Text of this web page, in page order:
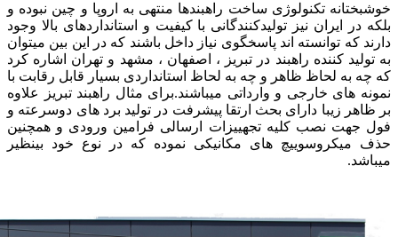
خوشبختانه تکنولوژی ساخت راهبندها منتهی به اروپا و چین نبوده و
بلکه در ایران نیز تولیدکنندگانی با کیفیت و استانداردهای بالا وجود
دارند که توانسته اند پاسخگوی نیاز داخل باشند که در این بین میتوان
به تولید کننده راهبند در تبریز ، اصفهان ، مشهد و تهران اشاره کرد
که چه به لحاظ ظاهر و چه به لحاظ استانداردی بسیار قابل رقابت با
نمونه های خارجی و وارداتی میباشند.برای مثال راهبند تبریز علاوه
بر ظاهر زیبا دارای بحث ارتقا پیشرفت در تولید برد های دوسرعته و
فول جهت نصب کلیه تجهییزات ارسالی فرامین ورودی و همچنین
حذف میکروسوییچ های مکانیکی نموده که در نوع خود بینظیر
میباشد.